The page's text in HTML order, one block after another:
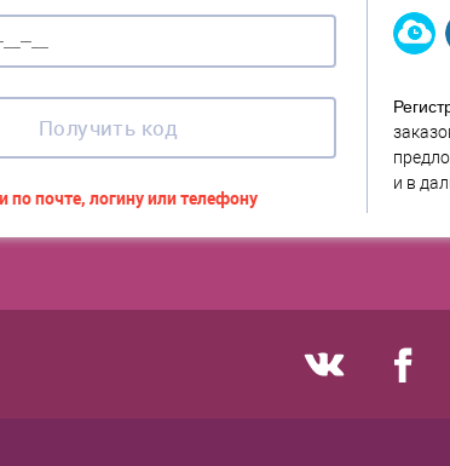
Получить код
по почте, логину или телефону
и в